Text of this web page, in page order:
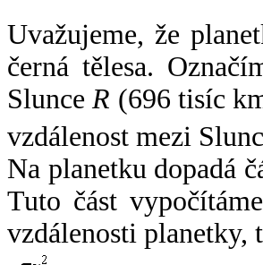
Uvažujeme, že
černá tělesa.
SlunceR (696 tisíc
vzdálenost mezi
Na planetku dopadá
Tuto část
vzdálenosti planetky,